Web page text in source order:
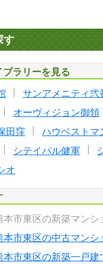
す
ラリーを見る
サンアメニティ弐
オーヴィジョン御領
田窪
ハウベストマ
シテイパル健軍
オ
本市東区の新築マンシ
本市東区の中古マンシ
本市東区の新築一戸建